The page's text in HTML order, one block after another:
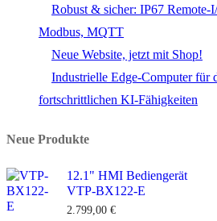
Robust & sicher: IP67
Modbus, MQTT
Neue Website, jetzt mit Shop!
Industrielle Edge-Computer für
fortschrittlichen KI-Fähigkeiten
Neue Produkte
12.1" HMI Bediengerät
VTP-BX122-E
2.799,00 €